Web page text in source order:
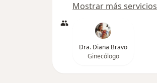
Mostrar más servicios
Dra. Diana Bravo
Ginecólogo